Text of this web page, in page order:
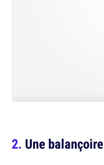
Une balançoire